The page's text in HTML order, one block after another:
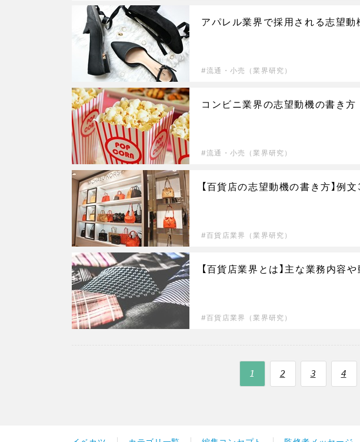
アパレル業界で採用される志望
流通・小売（業界研究）
コンビニ業界の志望動機の書き
流通・小売（業界研究）
【百貨店の志望動機の書き方】例
百貨店業界（業界研究）
【百貨店業界とは】主な業務内容
百貨店業界（業界研究）
1 2 3 4